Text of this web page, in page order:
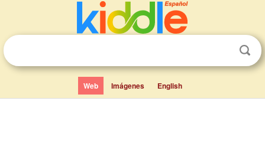
Web Imágenes English